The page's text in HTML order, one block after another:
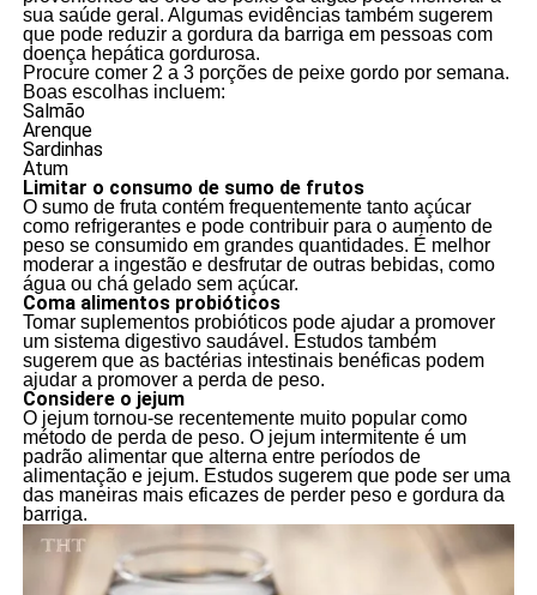
sua saúde geral. Algumas evidências também sugerem
que pode reduzir a gordura da barriga em pessoas com
doença hepática gordurosa.
Procure comer 2 a 3 porções de peixe gordo por semana.
Boas escolhas incluem:
Salmão
Arenque
Sardinhas
Atum
Limitar o consumo de sumo de frutos
O sumo de fruta contém frequentemente tanto açúcar
como refrigerantes e pode contribuir para o aumento de
peso se consumido em grandes quantidades. É melhor
moderar a ingestão e desfrutar de outras bebidas, como
água ou chá gelado sem açúcar.
Coma alimentos probióticos
Tomar suplementos probióticos pode ajudar a promover
um sistema digestivo saudável. Estudos também
sugerem que as bactérias intestinais benéficas podem
ajudar a promover a perda de peso.
Considere o jejum
O jejum tornou-se recentemente muito popular como
método de perda de peso. O jejum intermitente é um
padrão alimentar que alterna entre períodos de
alimentação e jejum. Estudos sugerem que pode ser uma
das maneiras mais eficazes de perder peso e gordura da
barriga.